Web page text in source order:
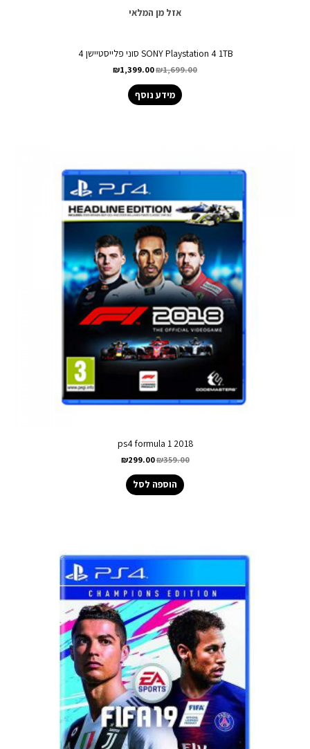
אזל מן המלאי
SONY Playstation 4 1TB סוני פלייסטיישן 4
₪1,699.00
₪1,399.00
מידע נוסף
ps4 formula 1 2018
₪359.00
₪299.00
הוספה לסל